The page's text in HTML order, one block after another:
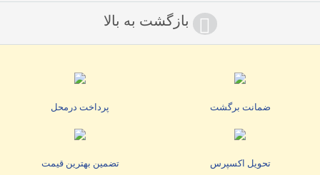
بازگشت به بالا
ضمانت برگشت پرداخت درمحل
تحویل اکسپرس تضمین بهترین قیمت